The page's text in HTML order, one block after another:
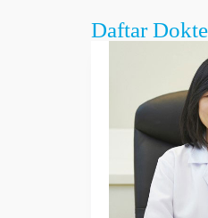
Daftar